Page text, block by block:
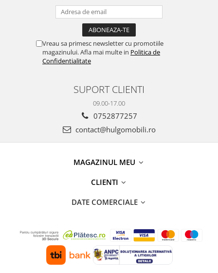
Vreau sa primesc newsletter cu promotiile
magazinului. Afla mai multe in Politica de
Confidentialitate
SUPORT CLIENTI
09.00-17.00
0752877257
contact@hulgomobili.ro
MAGAZINUL MEU
CLIENTI
DATE COMERCIALE